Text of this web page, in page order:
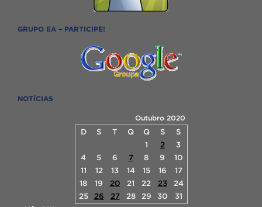
GRUPO EA – PARTICIPE!
NOTÍCIAS
Outubro 2020
D S T Q Q S
S
1
2
3
4
5 6 7 8 9
10
11
12 13 14 15 16
17
18
19 20 21 22 23
24
25
26 27 28 29 30 31